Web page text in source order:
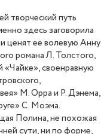
творческий путь
здесь заговорила
ценят ее волевую Анну
романа Л. Толстого,
своенравную
М. Орра и Р. Дэнема,
С. Моэма.
Полина, не похожая
сути, ни по форме,